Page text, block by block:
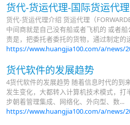
货代-货运代理-国际货运代
货代-货运代理介绍 货运代理（
中间商就是自己没有船或者飞机的 或者
责是，把委托者委托的货物，通过制定的
https://www.huangjia100.com/a/news/
货代软件的发展趋势
4货代软件的发展趋势 随着信息时代的到
发生变化，大都转入计算机技术模式，
步朝着管理集成、网络化、外向型、数...
https://www.huangjia100.com/a/news/